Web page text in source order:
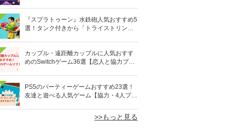
『スプラトゥーン』水鉄砲人気おすすめ5
選！タンク付きから「トライストリンガ
カップル・遠距離カップルに人気おすす
めのSwitchゲーム36選【恋人と協力プレ
PS5のパーティーゲームおすすめ23選！
友達と遊べる人気ゲーム【協力・4人プレ
>>もっと見る